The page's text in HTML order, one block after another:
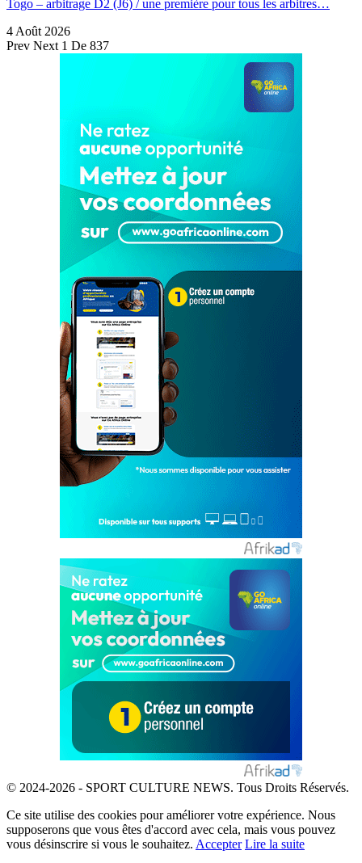
Togo – arbitrage D2 (J6) / une première pour tous les arbitres…
4 Août 2026
Prev Next 1 De 837
© 2024-2026 - SPORT CULTURE NEWS. Tous Droits Réservés.
Ce site utilise des cookies pour améliorer votre expérience. Nous
supposerons que vous êtes d'accord avec cela, mais vous pouvez
vous désinscrire si vous le souhaitez. Accepter Lire la suite